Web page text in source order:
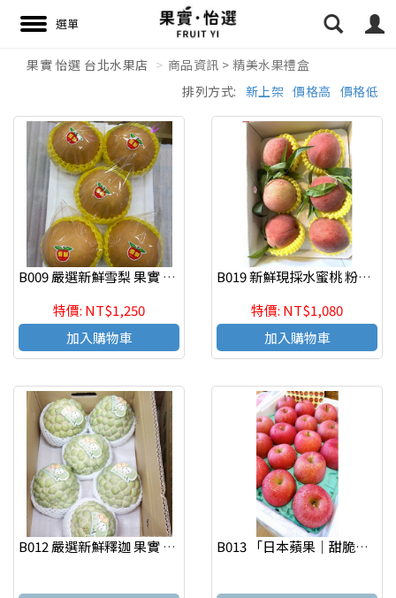
搜尋
果實 怡選 台北水果店
商品資訊 > 精美水果禮盒
價格低
價格高
新上架
排列方式:
B009 嚴選新鮮雪梨 果實 怡選 台北水果店
特價: NT$1,250
加入購物車
B019 新鮮現採水蜜桃 粉嫩登場 甜蜜爆汁
特價: NT$1,080
加入購物車
B012 嚴選新鮮釋迦 果實 怡選 台北水果店 B013 「日本蘋果｜甜脆多汁，一口就愛上」果實 怡選 台北水果店